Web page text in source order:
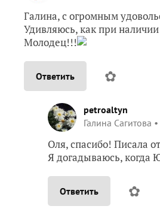
Галина, с огромным
Удивляюсь, как при
Молодец!!!
Ответить ✿
petroaltyn
Галина Сагитова
Оля, спасибо! Писала
Я догадываюсь, когда
Ответить ✿